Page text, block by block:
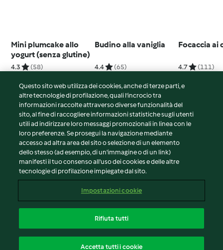
Mini plumcake allo
yogurt (senza glutine)
4.3 (58)
Budino alla vaniglia
4.4 (65)
Focaccia ai
4.7 (111)
© Copyright 2026
Termini del servizio
Informativa sulla privacy
Avvertenze generali
Note legali
Contenuto del rapporto
Dichiarazione di accessibilità
Questo sito web utilizza dei cookies, anche di terze parti, e
altre tecnologie di profilazione, quali l’incrocio tra
informazioni raccolte attraverso diverse funzionalità del
sito, al fine di raccogliere informazioni statistiche sugli utenti
utili ad indirizzare loro messaggi promozionali in linea con le
loro preferenze. Se prosegui la navigazione mediante
accesso ad altra area del sito o selezione di un elemento
dello stesso (ad esempio, di un'immagine o di un link)
manifesti il tuo consenso all'uso dei cookies e delle altre
tecnologie di profilazione impiegate dal sito.
Impostazioni cookie
Rifiuta tutti
Accetta tutti i cookie